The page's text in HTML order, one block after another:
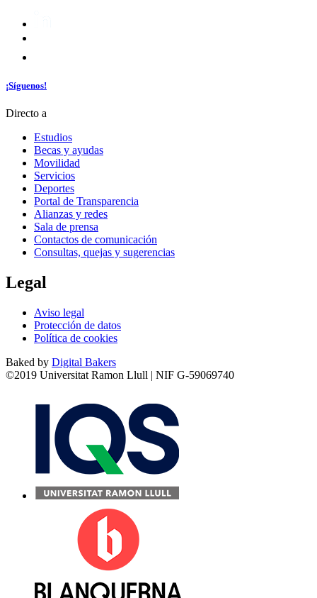
¡Síguenos!
Directo a
Estudios
Becas y ayudas
Movilidad
Servicios
Deportes
Portal de Transparencia
Alianzas y redes
Sala de prensa
Contactos de comunicación
Consultas, quejas y sugerencias
Legal
Aviso legal
Protección de datos
Política de cookies
Baked by Digital Bakers
©2019 Universitat Ramon Llull | NIF G-59069740